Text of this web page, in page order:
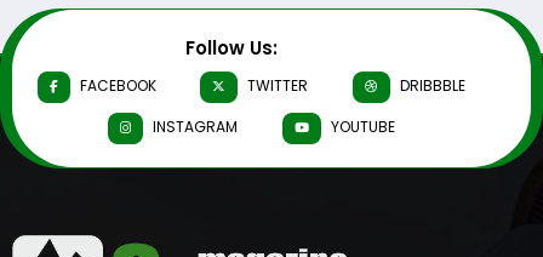
Follow Us:
FACEBOOK TWITTER
DRIBBBLE
INSTAGRAM
YOUTUBE